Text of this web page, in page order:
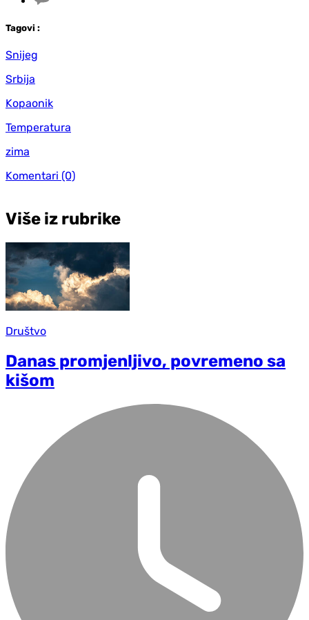
Tagovi :
Snijeg
Srbija
Kopaonik
Temperatura
zima
Komentari (0)
Više iz rubrike
Društvo
Danas promjenljivo, povremeno sa
kišom